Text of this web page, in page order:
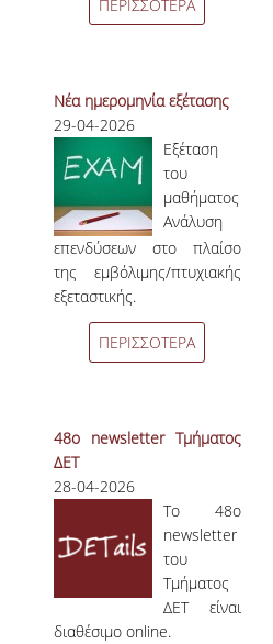
ΠΕΡΙΣΣΟΤΕΡΑ
Νέα ημερομηνία εξέτασης
29-04-2026
Εξέταση
του
μαθήματος
Ανάλυση
επενδύσεων στο πλαίσο
της εμβόλιμης/πτυχιακής
εξεταστικής.
ΠΕΡΙΣΣΟΤΕΡΑ
48ο newsletter Τμήματος
ΔΕΤ
28-04-2026
Το 48ο
newsletter
του
Τμήματος
ΔΕΤ είναι
διαθέσιμο online.